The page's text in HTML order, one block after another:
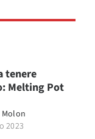
tenere
Melting Pot
2023